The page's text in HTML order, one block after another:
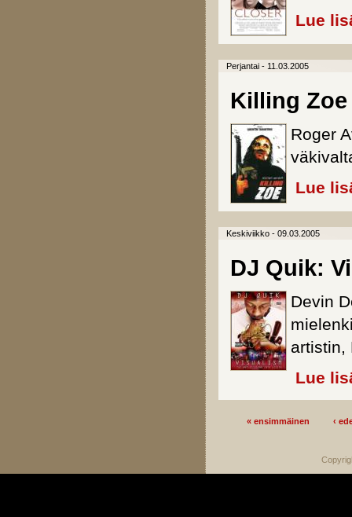
Lue
Perjantai - 11.03.2005
Killing Zoe
Roger
Lue
Keskiviikko - 09.03.2005
DJ Quik:
Devin
artistin,
Lue
« ensimmäinen ‹